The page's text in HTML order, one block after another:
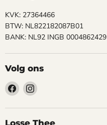
KVK: 27364466
BTW: NL822182087B01
BANK: NL92 INGB 0004862429
Volg ons
Vind
ons
op
Facebook
Vind
op
Instagram
Losse Thee